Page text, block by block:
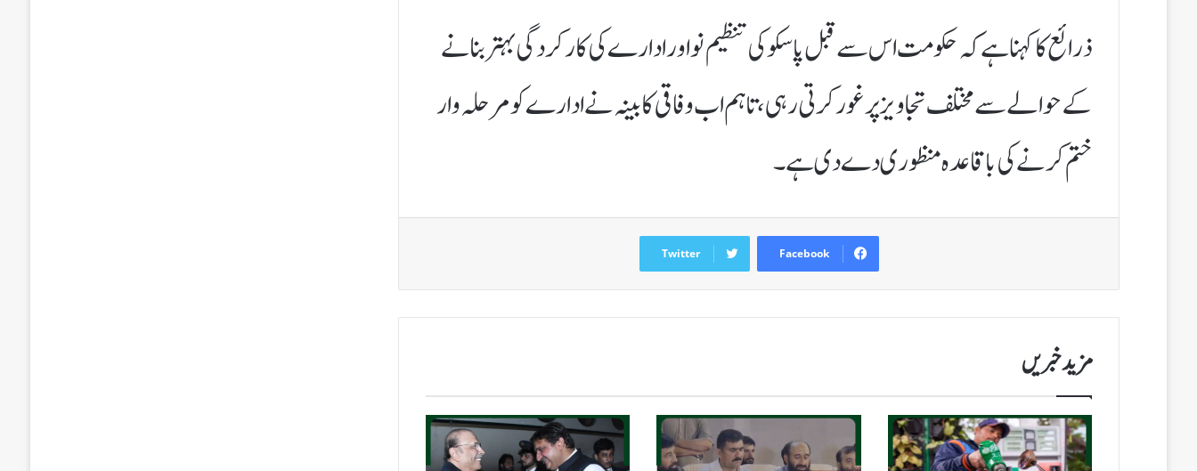
ذرائع کا کہنا ہے کہ حکومت اس سے قبل پاسکو کی تنظیم نو اور ادارے کی کارکردگی بہتر بنانے
کے حوالے سے مختلف تجاویز پر غور کرتی رہی، تاہم اب وفاقی کابینہ نے ادارے کو مرحلہ وار
ختم کرنے کی باقاعدہ منظوری دے دی ہے۔
Facebook
Twitter
مزید خبریں